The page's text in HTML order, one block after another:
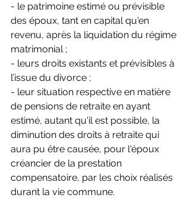
- le patrimoine estimé ou prévisible
des époux, tant en capital qu'en
revenu, après la liquidation du régime
matrimonial ;
- leurs droits existants et prévisibles à
l’issue du divorce ;
- leur situation respective en matière
de pensions de retraite en ayant
estimé, autant qu'il est possible, la
diminution des droits à retraite qui
aura pu être causée, pour l'époux
créancier de la prestation
compensatoire, par les choix réalisés
durant la vie commune.